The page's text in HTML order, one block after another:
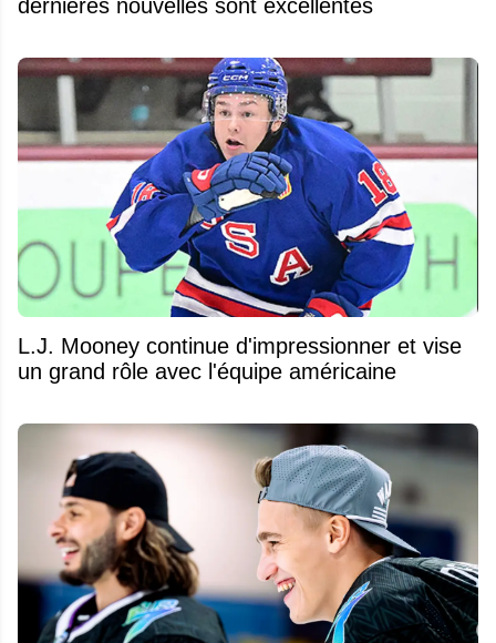
dernières nouvelles sont excellentes
L.J. Mooney continue d'impressionner et vise
un grand rôle avec l'équipe américaine